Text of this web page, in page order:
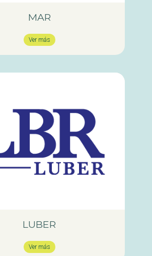
MAR
Ver más
LUBER
Ver más